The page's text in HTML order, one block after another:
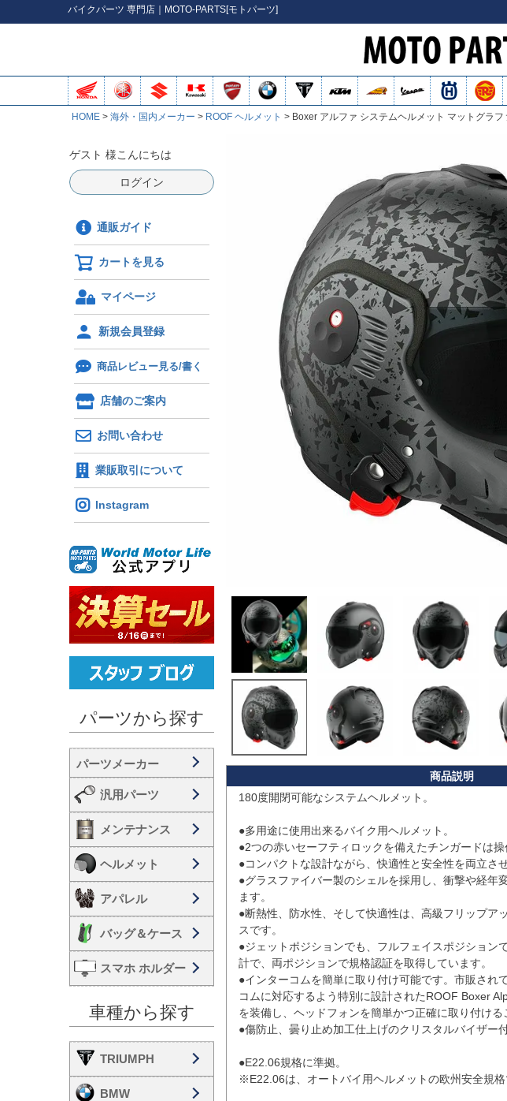
バイクパーツ 専門店｜MOTO-PARTS[モトパーツ]
HOME 海外・国内メーカー ROOF ヘルメット Boxer アルファ システムヘルメット マットグラフ
ゲスト 様こんにちは
ログイン
通販ガイド
カートを見る
マイページ
新規会員登録
商品レビュー見る/書く
店舗のご案内
お問い合わせ
業販取引について
Instagram
パーツから探す
汎用パーツ
メンテナンス
ヘルメット
アパレル
バッグ＆ケース
スマホ ホルダー
車種から探す
TRIUMPH
BMW
180度開閉可能なシステムヘルメット。
●多用途に使用出来るバイク用ヘルメット。
●2つの赤いセーフティロックを備えたチンガードは操
●コンパクトな設計ながら、快適性と安全性を両立さ
●グラスファイバー製のシェルを採用し、衝撃や経年
ます。
●断熱性、防水性、そして快適性は、高級フリップア
スです。
●ジェットポジションでも、フルフェイスポジション
計で、両ポジションで規格認証を取得しています。
●インターコムを簡単に取り付け可能です。市販され
コムに対応するよう特別に設計されたROOF Boxer
を装備し、ヘッドフォンを簡単かつ正確に取り付ける
●傷防止、曇り止め加工仕上げのクリスタルバイザー付
●E22.06規格に準拠。
※E22.06は、オートバイ用ヘルメットの欧州安全規格